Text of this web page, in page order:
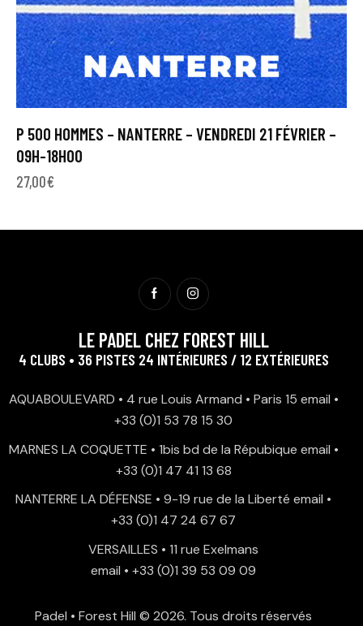
P 500 HOMMES – NANTERRE – VENDREDI 21 FÉVRIER –
09H-18H00
27,00€
LE PADEL CHEZ FOREST HILL
4 CLUBS • 36 PISTES 24 INTÉRIEURES / 12 EXTÉRIEURES
AQUABOULEVARD • 4 rue Louis Armand • Paris 15 email •
+33 (0)1 53 78 15 30
MARNES LA COQUETTE • 1bis bd de la Répubique email •
+33 (0)1 47 41 13 68
NANTERRE LA DÉFENSE • 9-19 rue de la Liberté email •
+33 (0)1 47 24 67 67
VERSAILLES • 11 rue Exelmans
email • +33 (0)1 39 53 09 09
Padel • Forest Hill © 2026. Tous droits réservés